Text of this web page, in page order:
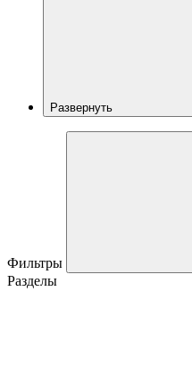
Развернуть
Фильтры
Разделы